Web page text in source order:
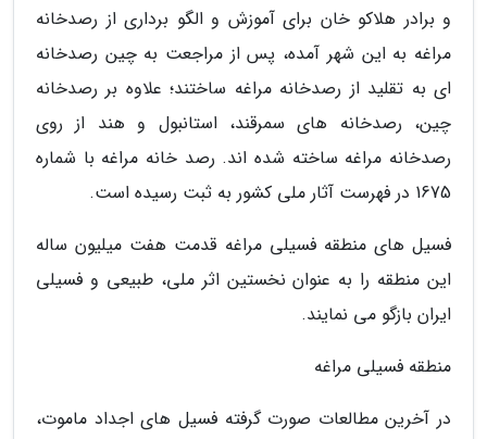
و برادر هلاکو خان برای آموزش و الگو برداری از رصدخانه
مراغه به این شهر آمده، پس از مراجعت به چین رصدخانه
ای به تقلید از رصدخانه مراغه ساختند؛ علاوه بر رصدخانه
چین، رصدخانه های سمرقند، استانبول و هند از روی
رصدخانه مراغه ساخته شده اند. رصد خانه مراغه با شماره
1675 در فهرست آثار ملی کشور به ثبت رسیده است.
فسیل های منطقه فسیلی مراغه قدمت هفت میلیون ساله
این منطقه را به عنوان نخستین اثر ملی، طبیعی و فسیلی
ایران بازگو می نمایند.
منطقه فسیلی مراغه
در آخرین مطالعات صورت گرفته فسیل های اجداد ماموت،